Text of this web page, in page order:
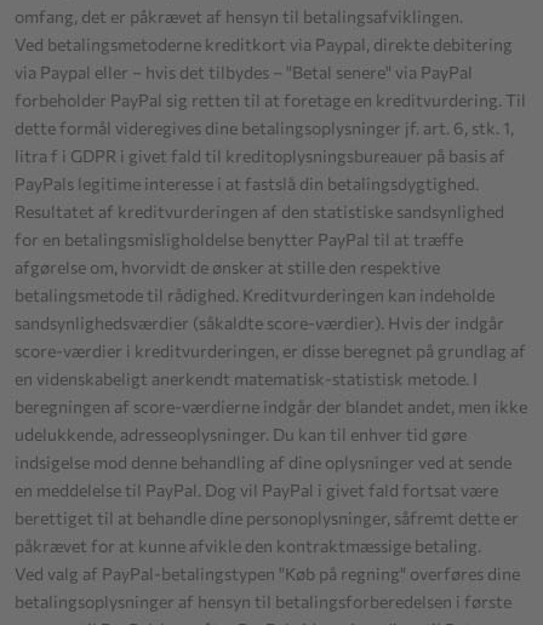
omfang, det er påkrævet af hensyn til betalingsafviklingen.
Ved betalingsmetoderne kreditkort via Paypal, direkte debitering
via Paypal eller – hvis det tilbydes – "Betal senere" via PayPal
forbeholder PayPal sig retten til at foretage en kreditvurdering. Til
dette formål videregives dine betalingsoplysninger jf. art. 6, stk. 1,
litra f i GDPR i givet fald til kreditoplysningsbureauer på basis af
PayPals legitime interesse i at fastslå din betalingsdygtighed.
Resultatet af kreditvurderingen af den statistiske sandsynlighed
for en betalingsmisligholdelse benytter PayPal til at træffe
afgørelse om, hvorvidt de ønsker at stille den respektive
betalingsmetode til rådighed. Kreditvurderingen kan indeholde
sandsynlighedsværdier (såkaldte score-værdier). Hvis der indgår
score-værdier i kreditvurderingen, er disse beregnet på grundlag af
en videnskabeligt anerkendt matematisk-statistisk metode. I
beregningen af score-værdierne indgår der blandet andet, men ikke
udelukkende, adresseoplysninger. Du kan til enhver tid gøre
indsigelse mod denne behandling af dine oplysninger ved at sende
en meddelelse til PayPal. Dog vil PayPal i givet fald fortsat være
berettiget til at behandle dine personoplysninger, såfremt dette er
påkrævet for at kunne afvikle den kontraktmæssige betaling.
Ved valg af PayPal-betalingstypen "Køb på regning" overføres dine
betalingsoplysninger af hensyn til betalingsforberedelsen i første